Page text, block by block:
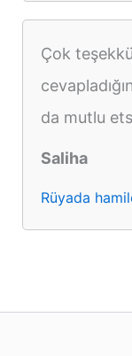
Çok
da mutlu
Saliha
Rüyada